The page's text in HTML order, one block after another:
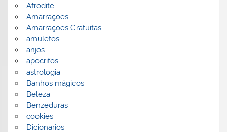
Afrodite
Amarrações
Amarrações Gratuitas
amuletos
anjos
apocrifos
astrologia
Banhos mágicos
Beleza
Benzeduras
cookies
Dicionarios